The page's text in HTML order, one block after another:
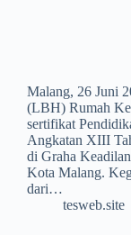
Malang, 26 Juni
(LBH) Rumah
sertifikat
Angkatan XIII
di Graha
Kota Malang.
dari…
tesweb.site